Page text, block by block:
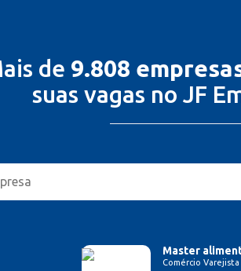
de 9.808
suas vagas no JF
Master
Comércio Varejista